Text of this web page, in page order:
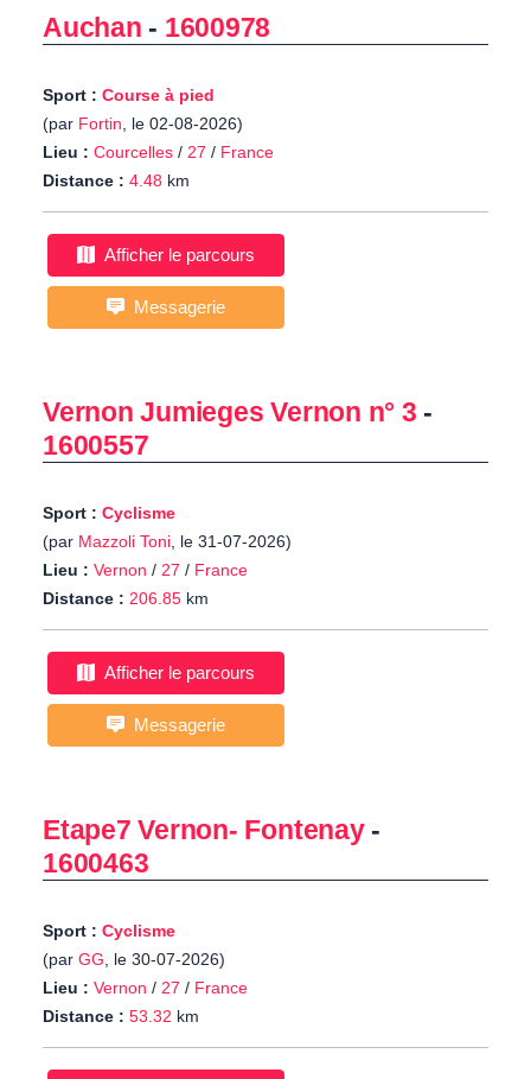
Auchan - 1600978
Sport : Course à pied
(par Fortin, le 02-08-2026)
Lieu : Courcelles / 27 / France
Distance : 4.48 km
Afficher le parcours
Messagerie
Vernon Jumieges Vernon n° 3 -
1600557
Sport : Cyclisme
(par Mazzoli Toni, le 31-07-2026)
Lieu : Vernon / 27 / France
Distance : 206.85 km
Afficher le parcours
Messagerie
Etape7 Vernon- Fontenay-
1600463
Sport : Cyclisme
(par GG, le 30-07-2026)
Lieu : Vernon / 27 / France
Distance : 53.32 km